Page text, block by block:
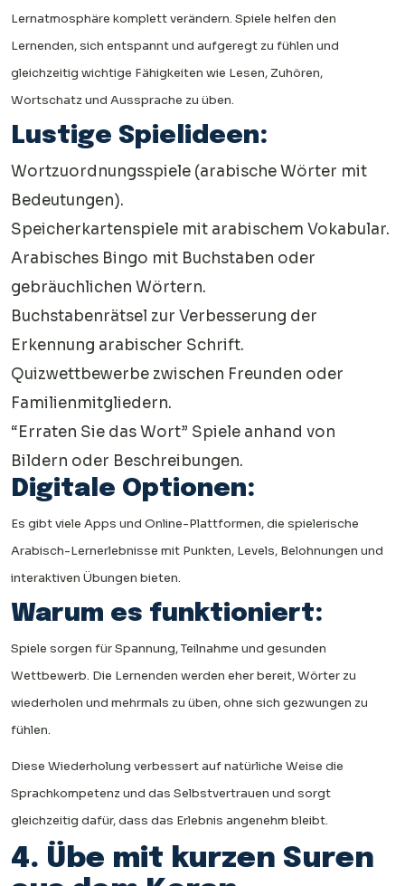
Lernatmosphäre komplett verändern. Spiele helfen den
Lernenden, sich entspannt und aufgeregt zu fühlen und
gleichzeitig wichtige Fähigkeiten wie Lesen, Zuhören,
Wortschatz und Aussprache zu üben.
Lustige Spielideen:
Wortzuordnungsspiele (arabische Wörter mit
Bedeutungen).
Speicherkartenspiele mit arabischem Vokabular.
Arabisches Bingo mit Buchstaben oder
gebräuchlichen Wörtern.
Buchstabenrätsel zur Verbesserung der
Erkennung arabischer Schrift.
Quizwettbewerbe zwischen Freunden oder
Familienmitgliedern.
“Erraten Sie das Wort” Spiele anhand von
Bildern oder Beschreibungen.
Digitale Optionen:
Es gibt viele Apps und Online-Plattformen, die spielerische
Arabisch-Lernerlebnisse mit Punkten, Levels, Belohnungen und
interaktiven Übungen bieten.
Warum es funktioniert:
Spiele sorgen für Spannung, Teilnahme und gesunden
Wettbewerb. Die Lernenden werden eher bereit, Wörter zu
wiederholen und mehrmals zu üben, ohne sich gezwungen zu
fühlen.
Diese Wiederholung verbessert auf natürliche Weise die
Sprachkompetenz und das Selbstvertrauen und sorgt
gleichzeitig dafür, dass das Erlebnis angenehm bleibt.
4. Übe mit kurzen Suren